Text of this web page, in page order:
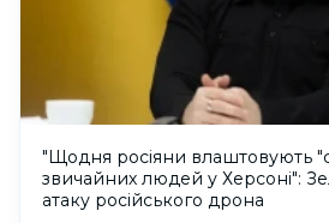
"Щодня росіяни влаштовують
звичайних людей у Херсоні":
атаку російського дрона